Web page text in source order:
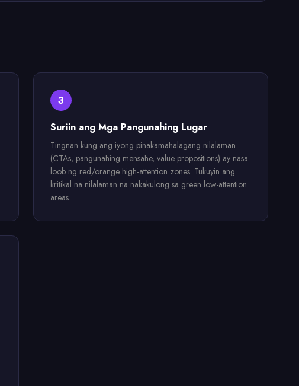
3
Suriin ang Mga Pangunahing Lugar
Tingnan kung ang iyong pinakamahalagang nilalaman
(CTAs, pangunahing mensahe, value propositions) ay nasa
loob ng red/orange high-attention zones. Tukuyin ang
kritikal na nilalaman na nakakulong sa green low-attention
areas.